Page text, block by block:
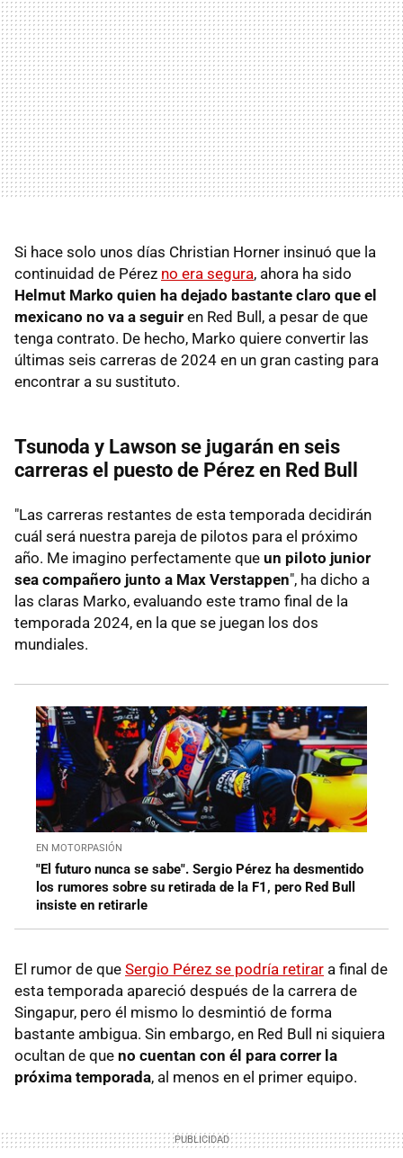
Si hace solo unos días Christian Horner insinuó que la
continuidad de Pérez no era segura, ahora ha sido
Helmut Marko quien ha dejado bastante claro que el
mexicano no va a seguir en Red Bull, a pesar de que
tenga contrato. De hecho, Marko quiere convertir las
últimas seis carreras de 2024 en un gran casting para
encontrar a su sustituto.
Tsunoda y Lawson se jugarán en seis
carreras el puesto de Pérez en Red Bull
"Las carreras restantes de esta temporada decidirán
cuál será nuestra pareja de pilotos para el próximo
año. Me imagino perfectamente que un piloto junior
sea compañero junto a Max Verstappen", ha dicho a
las claras Marko, evaluando este tramo final de la
temporada 2024, en la que se juegan los dos
mundiales.
EN MOTORPASIÓN
"El futuro nunca se sabe". Sergio Pérez ha desmentido
los rumores sobre su retirada de la F1, pero Red Bull
insiste en retirarle
El rumor de que Sergio Pérez se podría retirar a final de
esta temporada apareció después de la carrera de
Singapur, pero él mismo lo desmintió de forma
bastante ambigua. Sin embargo, en Red Bull ni siquiera
ocultan de que no cuentan con él para correr la
próxima temporada, al menos en el primer equipo.